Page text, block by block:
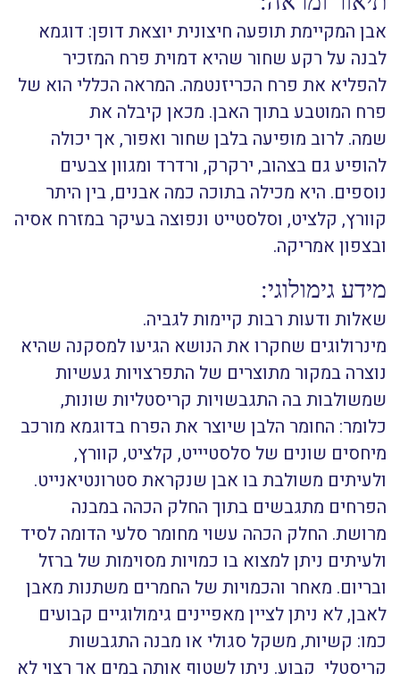
אבן המקיימת תופעה חיצונית יוצאת דופן: דוגמא
לבנה על רקע שחור שהיא דמוית פרח המזכיר
להפליא את פרח הכריזנטמה. המראה הכללי הוא של
פרח המוטבע בתוך האבן. מכאן קיבלה את
שמה. לרוב מופיעה בלבן שחור ואפור, אך יכולה
להופיע גם בצהוב, ירקרק, ורדרד ומגוון צבעים
נוספים. היא מכילה בתוכה כמה אבנים, בין היתר
קוורץ, קלציט, וסלסטייט ונפוצה בעיקר במזרח אסיה
ובצפון אמריקה.
מידע גימולוגי:
שאלות ודעות רבות קיימות לגביה.
מינרולוגים שחקרו את הנושא הגיעו למסקנה שהיא
נוצרה במקור מתוצרים של התפרצויות געשיות
שמשולבות בה התגבשויות קריסטליות שונות,
כלומר: החומר הלבן שיוצר את הפרח בדוגמא מורכב
מיחסים שונים של סלסטיייט, קלציט, קוורץ,
ולעיתים משולבת בו אבן שנקראת סטרונטיאנייט.
הפרחים מתגבשים בתוך החלק הכהה במבנה
מרושת. החלק הכהה עשוי מחומר סלעי הדומה לסיד
ולעיתים ניתן למצוא בו כמויות מסוימות של ברזל
ובריום. מאחר והכמויות של החמרים משתנות מאבן
לאבן, לא ניתן לציין מאפיינים גימולוגיים קבועים
כמו: קשיות, משקל סגולי או מבנה התגבשות
קריסטלי קבוע. ניתן לשטוף אותה במים אך רצוי לא